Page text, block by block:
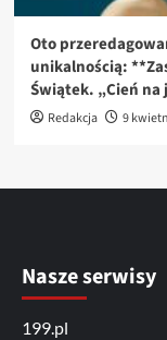
Oto
unikalnością:
Świątek. „Cień
Redakcja 9
Nasze serwisy
199.pl